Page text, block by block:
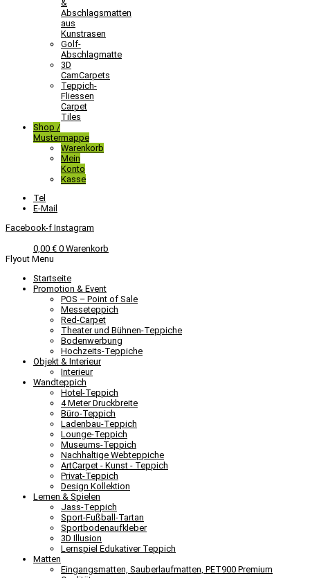
&
Abschlagsmatten
aus
Kunstrasen
Golf-
Abschlagmatte​
3D
CamCarpets
Teppich-
Fliessen
Carpet
Tiles
Shop /
Mustermappe
Warenkorb
Mein
Konto
Kasse
Tel
E-Mail
Facebook-f Instagram
0,00 € 0 Warenkorb
Flyout Menu
Startseite
Promotion & Event
POS – Point of Sale
Messeteppich
Red-Carpet
Theater und Bühnen-Teppiche
Bodenwerbung
Hochzeits-Teppiche
Objekt & Interieur
Interieur
Wandteppich
Hotel-Teppich
4 Meter Druckbreite
Büro-Teppich
Ladenbau-Teppich
Lounge-Teppich
Museums-Teppich
Nachhaltige Webteppiche
ArtCarpet - Kunst - Teppich
Privat-Teppich
Design Kollektion
Lernen & Spielen
Jass-Teppich
Sport-Fußball-Tartan
Sportbodenaufkleber
3D Illusion
Lernspiel Edukativer Teppich
Matten
Eingangsmatten, Sauberlaufmatten, PET900 Premium